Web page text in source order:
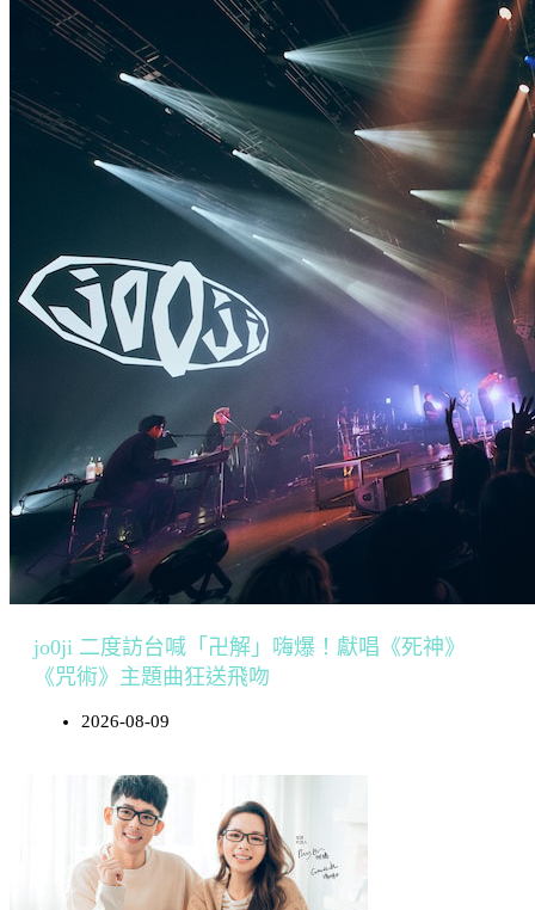
jo0ji 二度訪台喊「卍解」嗨爆！獻唱《死神》
《咒術》主題曲狂送飛吻
2026-08-09